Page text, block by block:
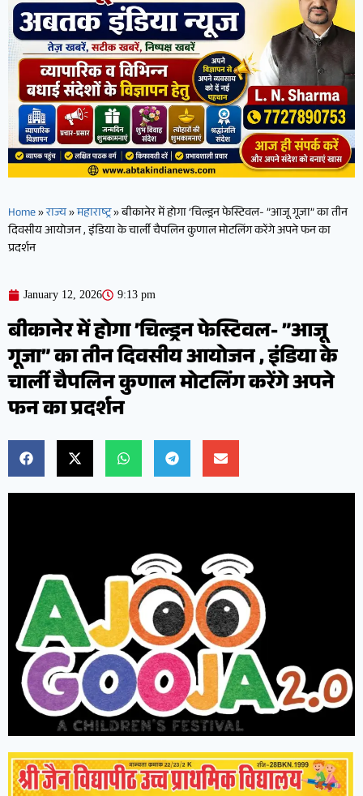
Home»राज्य»महाराष्ट्र»बीकानेर में होगा ’चिल्ड्रन फेस्टिवल- ”आजू गूजा” का तीन
दिवसीय आयोजन , इंडिया के चार्ली चैपलिन कुणाल मोटलिंग करेंगे अपने फन का
प्रदर्शन
January 12, 2026 9:13 pm
बीकानेर में होगा ’चिल्ड्रन फेस्टिवल- ”आजू
गूजा” का तीन दिवसीय आयोजन , इंडिया के
चार्ली चैपलिन कुणाल मोटलिंग करेंगे अपने
फन का प्रदर्शन